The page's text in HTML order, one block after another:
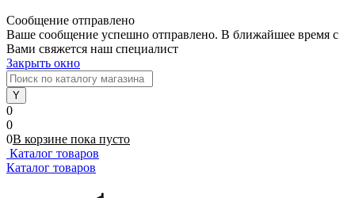
Сообщение отправлено
Ваше сообщение успешно отправлено. В ближайшее время с
Вами свяжется наш специалист
Закрыть окно
0
0
0В корзине пока пусто
Каталог товаров
Каталог товаров